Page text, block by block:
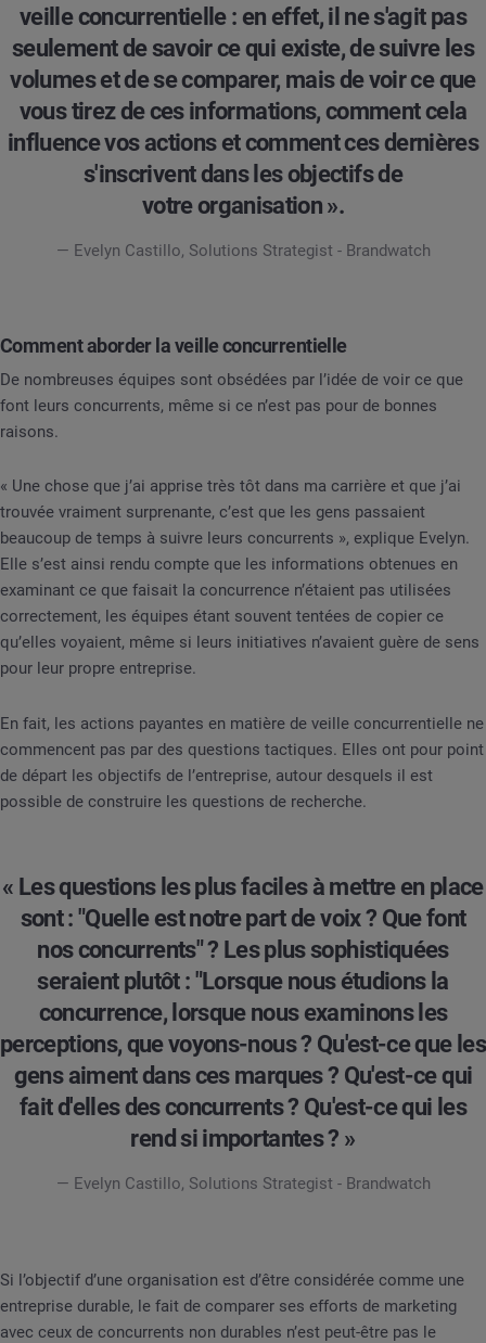
veille concurrentielle : en effet, il ne s'agit pas
seulement de savoir ce qui existe, de suivre les
volumes et de se comparer, mais de voir ce que
vous tirez de ces informations, comment cela
influence vos actions et comment ces dernières
s'inscrivent dans les objectifs de
votre organisation ».
— Evelyn Castillo, Solutions Strategist - Brandwatch
Comment aborder la veille concurrentielle
De nombreuses équipes sont obsédées par l’idée de voir ce que
font leurs concurrents, même si ce n’est pas pour de bonnes
raisons.
« Une chose que j’ai apprise très tôt dans ma carrière et que j’ai
trouvée vraiment surprenante, c’est que les gens passaient
beaucoup de temps à suivre leurs concurrents », explique Evelyn.
Elle s’est ainsi rendu compte que les informations obtenues en
examinant ce que faisait la concurrence n’étaient pas utilisées
correctement, les équipes étant souvent tentées de copier ce
qu’elles voyaient, même si leurs initiatives n’avaient guère de sens
pour leur propre entreprise.
En fait, les actions payantes en matière de veille concurrentielle ne
commencent pas par des questions tactiques. Elles ont pour point
de départ les objectifs de l’entreprise, autour desquels il est
possible de construire les questions de recherche.
« Les questions les plus faciles à mettre en place
sont : "Quelle est notre part de voix ? Que font
nos concurrents" ? Les plus sophistiquées
seraient plutôt : "Lorsque nous étudions la
concurrence, lorsque nous examinons les
perceptions, que voyons-nous ? Qu'est-ce que les
gens aiment dans ces marques ? Qu'est-ce qui
fait d'elles des concurrents ? Qu'est-ce qui les
rend si importantes ? »
— Evelyn Castillo, Solutions Strategist - Brandwatch
Si l’objectif d’une organisation est d’être considérée comme une
entreprise durable, le fait de comparer ses efforts de marketing
avec ceux de concurrents non durables n’est peut-être pas le